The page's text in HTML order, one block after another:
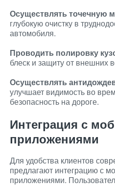
Осуществлять точечную
глубокую очистку в
автомобиля.
Проводить полировку
блеск и защиту от внешних
Осуществлять
улучшает видимость во
безопасность на дороге.
Интеграция с
приложениями
Для удобства клиентов
предлагают интеграцию с
приложениями.